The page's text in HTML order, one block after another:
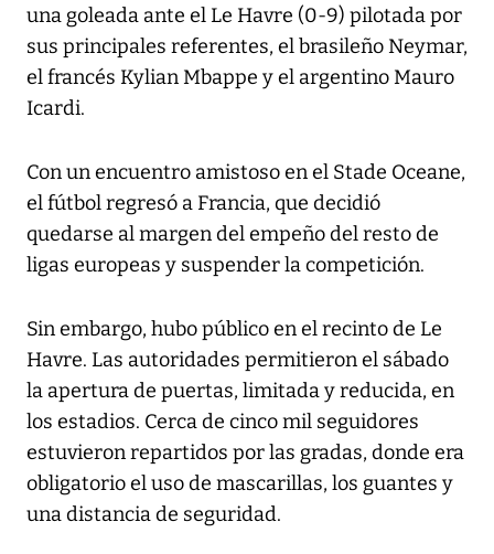
una goleada ante el Le Havre (0-9) pilotada por
sus principales referentes, el brasileño Neymar,
el francés Kylian Mbappe y el argentino Mauro
Icardi.
Con un encuentro amistoso en el Stade Oceane,
el fútbol regresó a Francia, que decidió
quedarse al margen del empeño del resto de
ligas europeas y suspender la competición.
Sin embargo, hubo público en el recinto de Le
Havre. Las autoridades permitieron el sábado
la apertura de puertas, limitada y reducida, en
los estadios. Cerca de cinco mil seguidores
estuvieron repartidos por las gradas, donde era
obligatorio el uso de mascarillas, los guantes y
una distancia de seguridad.